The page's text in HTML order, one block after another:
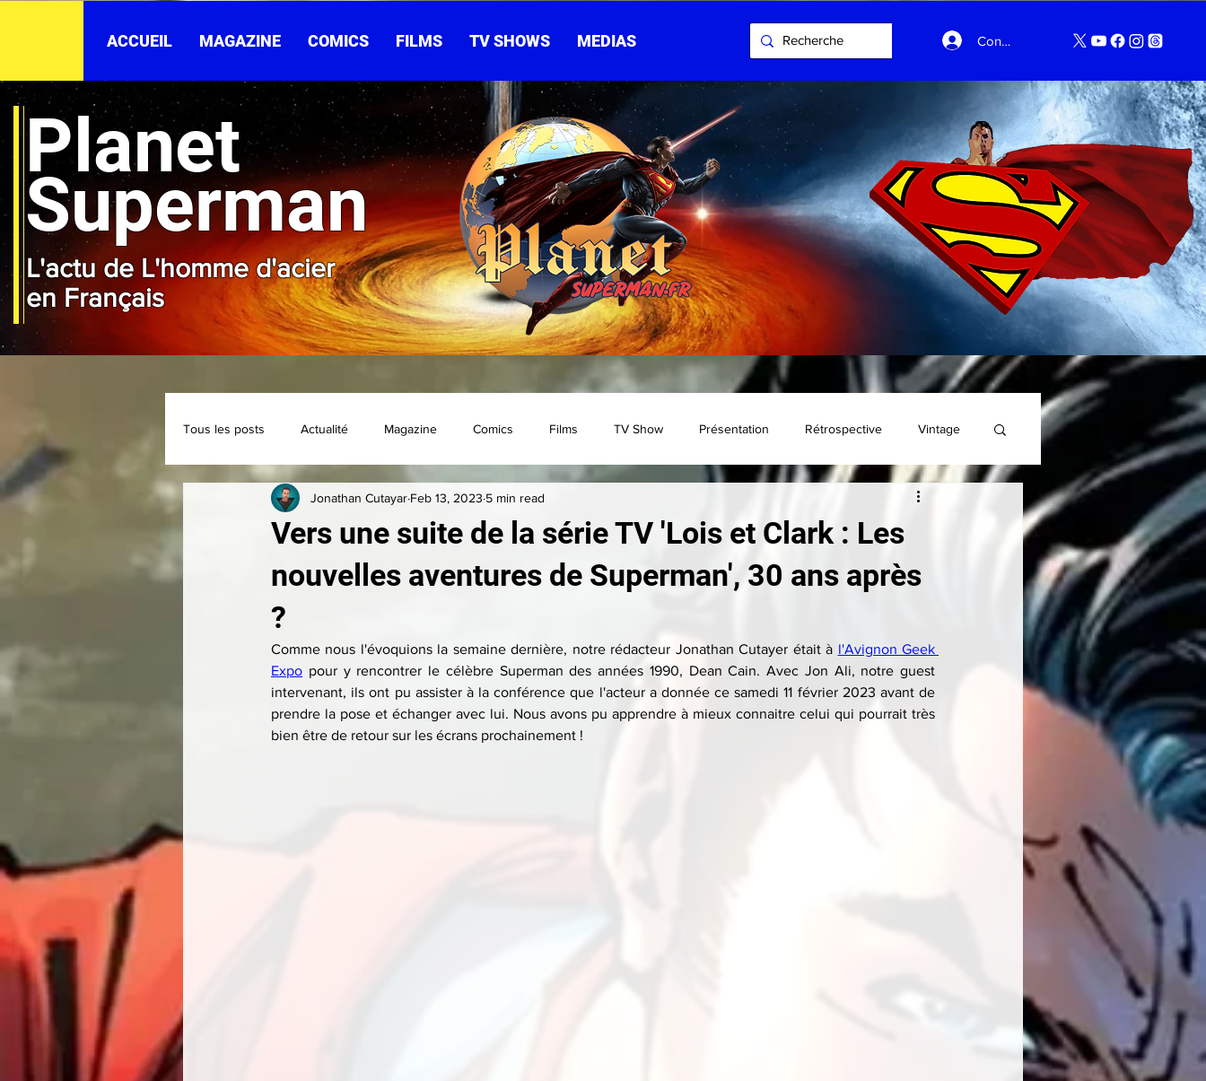
ACCUEIL MAGAZINE COMICS FILMS TV SHOWS MEDIAS Connexion
Planet
Superman
L'actu de L'homme d'acier
en Français
Tous les posts Actualité Magazine Comics Films TV Show Présentation Rétrospective Vintage
Classique Collection Convention Brèves
Vers une suite de la série TV 'Lois et Clark : Les
nouvelles aventures de Superman', 30 ans après
?
Jonathan Cutayar Feb 13, 2023 5 min read
Comme nous l'évoquions la semaine dernière, notre rédacteur Jonathan Cutayer était à l'Avignon Geek
Expo pour y rencontrer le célèbre Superman des années 1990, Dean Cain. Avec Jon Ali, notre guest
intervenant, ils ont pu assister à la conférence que l'acteur a donnée ce samedi 11 février 2023 avant de
prendre la pose et échanger avec lui. Nous avons pu apprendre à mieux connaitre celui qui pourrait très
bien être de retour sur les écrans prochainement !